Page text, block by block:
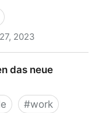
2023
das neue
#work